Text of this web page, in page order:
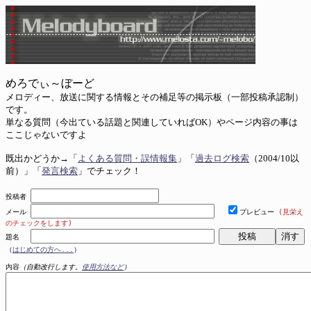
めろでぃ～ぼーど
メロディー、放送に関する情報とその補足等の掲示板（一部投稿承認制）
です。
単なる質問（今出ている話題と関連していればOK）やページ内容の事は
ここじゃないですよ
既出かどうか→「 よくある質問・誤情報集 」「 過去ログ検索 （2004/10以
前）」「 発言検索 」でチェック！
投稿者
メール
プレビュー
(見栄え
のチェックをします)
題名
（はじめての方へ... ）
内容 （自動改行します。 使用方法など）